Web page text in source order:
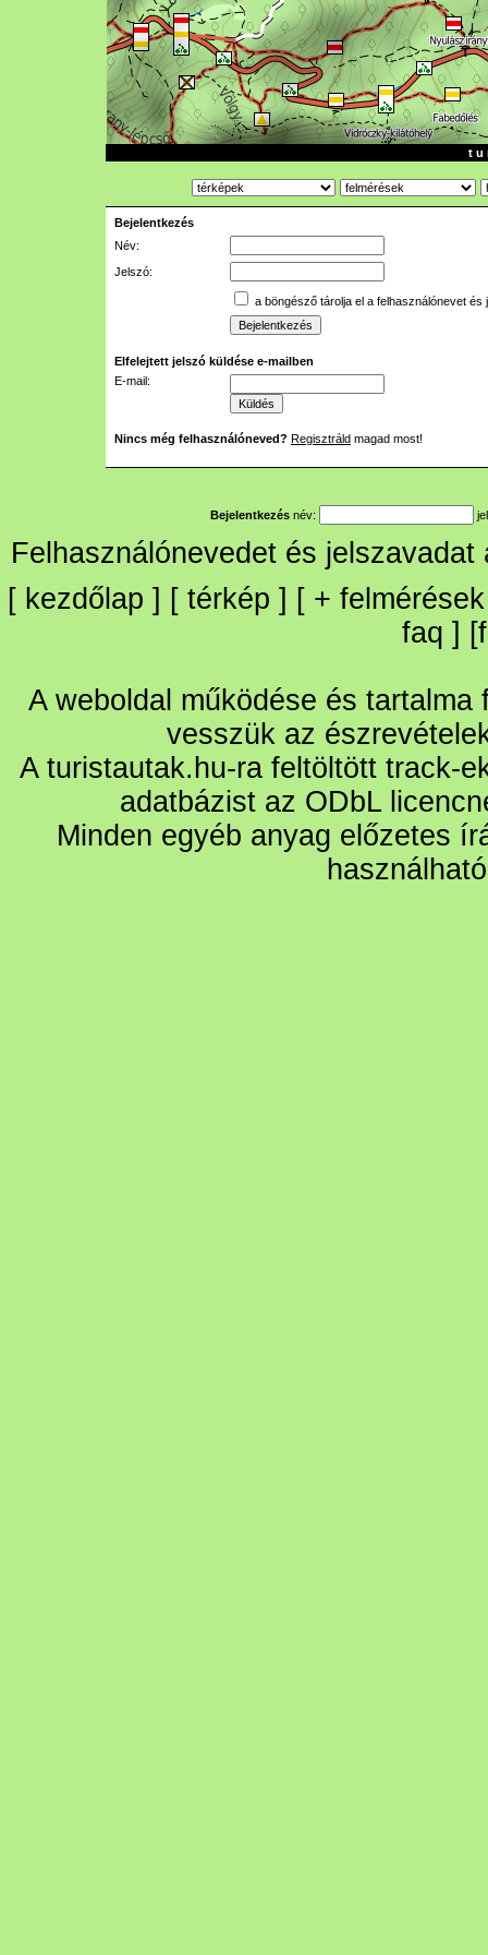
t u
Bejelentkezés
Név:
Jelszó:
a böngésző tárolja el a felhasználónevet és
Elfelejtett jelszó küldése e-mailben
E-mail:
Nincs még felhasználóneved? Regisztráld magad most!
Bejelentkezés név:
Felhasználónevedet és
[ kezdőlap ] [ térkép ] [ + felmérések
faq ] [
A weboldal működése és
vesszük az
A turistautak.hu-ra feltöltött track-
adatbázist az ODbL
Minden egyéb anyag előzetes